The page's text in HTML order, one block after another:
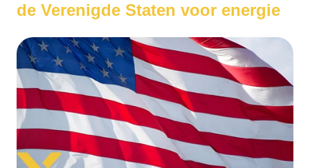
de Verenigde Staten voor energie